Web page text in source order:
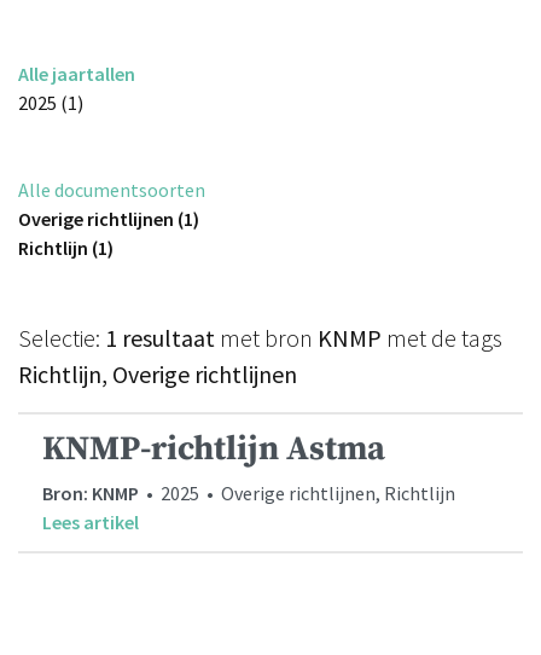
Alle jaartallen
2025 (1)
Alle documentsoorten
Overige richtlijnen (1)
Richtlijn (1)
Selectie: 1 resultaat met bron KNMP met de tags
Richtlijn, Overige richtlijnen
KNMP-richtlijn Astma
Bron: KNMP • 2025 • Overige richtlijnen, Richtlijn
Lees artikel